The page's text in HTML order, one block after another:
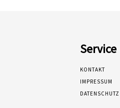
Service
KONTAKT
IMPRESSUM
DATENSCHUTZ